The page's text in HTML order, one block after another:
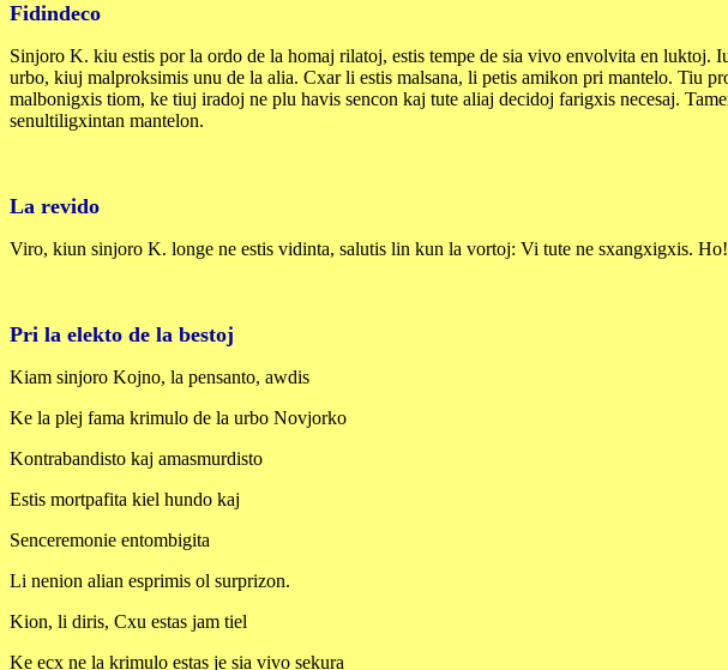
Fidindeco
Sinjoro K. kiu estis por la ordo de la homaj rilatoj, estis tempe de sia vivo envolvita en
urbo, kiuj malproksimis unu de la alia. Cxar li estis malsana, li petis amikon pri mantelo. Tiu
malbonigxis tiom, ke tiuj iradoj ne plu havis sencon kaj tute aliaj decidoj farigxis necesaj.
senultiligxintan mantelon.
La revido
Viro, kiun sinjoro K. longe ne estis vidinta, salutis lin kun la vortoj: Vi tute ne sxangxigxis.
Pri la elekto de la bestoj
Kiam sinjoro Kojno, la pensanto, awdis
Ke la plej fama krimulo de la urbo Novjorko
Kontrabandisto kaj amasmurdisto
Estis mortpafita kiel hundo kaj
Senceremonie entombigita
Li nenion alian esprimis ol surprizon.
Kion, li diris, Cxu estas jam tiel
Ke ecx ne la krimulo estas je sia vivo sekura